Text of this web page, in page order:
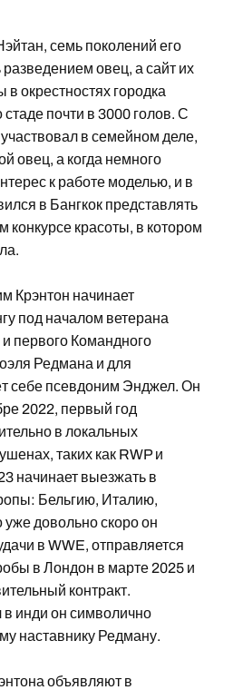
семь поколений его
овец, а сайт их
окрестностях городка
почти в 3000 голов. С
в семейном деле,
овец, а когда немного
к работе моделью, и в
в Бангкок представлять
конкурсе красоты, в котором
Крэнтон начинает
под началом ветерана
первого Командного
Редмана и для
себе псевдоним Энджел. Он
2022, первый год
в локальных
таких как RWP и
начинает выезжать в
Бельгию, Италию,
довольно скоро он
в WWE, отправляется
в Лондон в марте 2025 и
контракт.
инди он символично
наставнику Редману.
объявляют в